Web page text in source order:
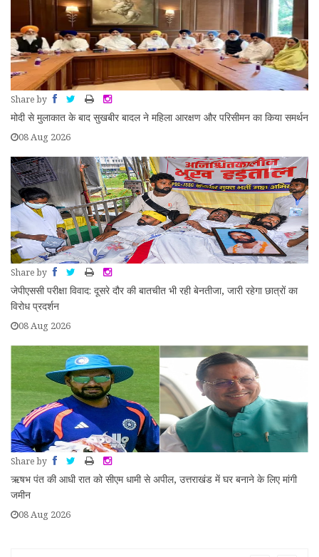
Share by
मोदी से मुलाकात के बाद सुखबीर बादल ने महिला आरक्षण और परिसीमन का किया समर्थन
08 Aug 2026
Share by
जेपीएससी परीक्षा विवाद: दूसरे दौर की बातचीत भी रही बेनतीजा, जारी रहेगा छात्रों का
विरोध प्रदर्शन
08 Aug 2026
Share by
ऋषभ पंत की आधी रात को सीएम धामी से अपील, उत्तराखंड में घर बनाने के लिए मांगी
जमीन
08 Aug 2026